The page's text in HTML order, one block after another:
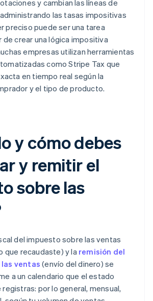
y cambian las líneas de
las tasas impositivas
preciso puede ser una tarea
de crear una lógica impositiva
empresas utilizan herramientas
como Stripe Tax que
en tiempo real según la
y el tipo de producto.
y cómo debes
y remitir el
sobre las
del impuesto sobre las ventas
que recaudaste) y la remisión del
ventas(envío del dinero) se
a un calendario que el estado
por lo general, mensual,